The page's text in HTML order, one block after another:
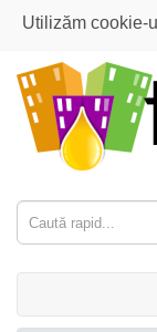
Utilizăm cookie-